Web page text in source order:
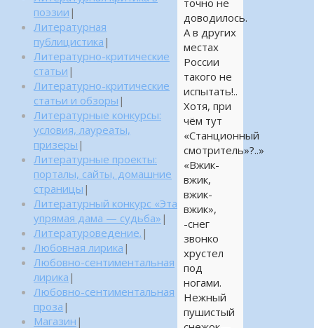
точно не
доводилось.
А в других
местах
России
такого не
испытать!..
Хотя, при
чём тут
«Станционный
смотритель»?..»
«Вжик-
вжик,
вжик-
вжик»,
-снег
звонко
хрустел
под
ногами.
Нежный
пушистый
поэзии |
Литературная
публицистика |
Литературно-критические
статьи |
Литературно-критические
статьи и обзоры |
Литературные конкурсы:
условия, лауреаты,
призеры |
Литературные проекты:
порталы, сайты, домашние
страницы |
Литературный конкурс «Эта
упрямая дама — судьба» |
Литературоведение. |
Любовная лирика |
Любовно-сентиментальная
лирика |
Любовно-сентиментальная
проза |
Магазин |